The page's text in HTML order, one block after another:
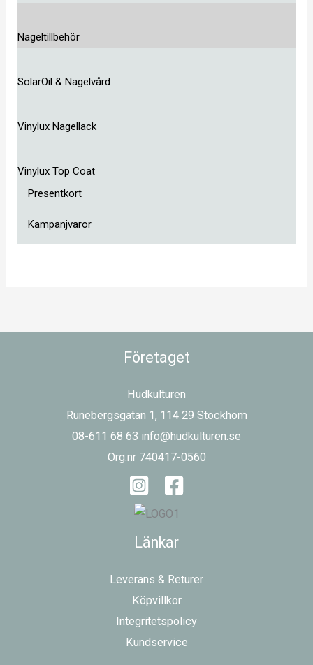
Nageltillbehör
SolarOil & Nagelvård
Vinylux Nagellack
Vinylux Top Coat
Presentkort
Kampanjvaror
Företaget
Hudkulturen
Runebergsgatan 1, 114 29 Stockhom
08-611 68 63 info@hudkulturen.se
Org.nr 740417-0560
Länkar
Leverans & Returer
Köpvillkor
Integritetspolicy
Kundservice